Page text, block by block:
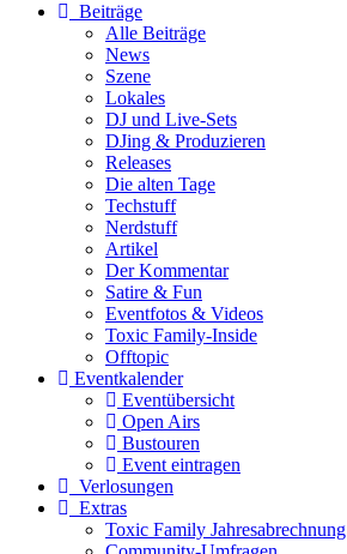
Beiträge
Alle Beiträge
News
Szene
Lokales
DJ und Live-Sets
DJing & Produzieren
Releases
Die alten Tage
Techstuff
Nerdstuff
Artikel
Der Kommentar
Satire & Fun
Eventfotos & Videos
Toxic Family-Inside
Offtopic
Eventkalender
Eventübersicht
Open Airs
Bustouren
Event eintragen
Verlosungen
Extras
Toxic Family Jahresabrechnung